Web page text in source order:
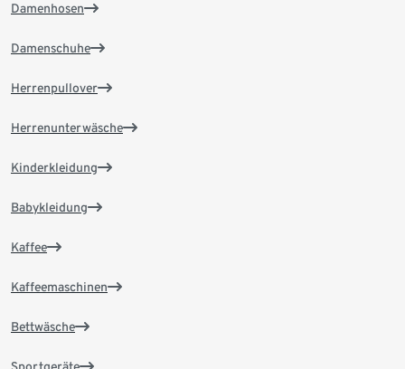
Damenhosen
Damenschuhe
Herrenpullover
Herrenunterwäsche
Kinderkleidung
Babykleidung
Kaffee
Kaffeemaschinen
Bettwäsche